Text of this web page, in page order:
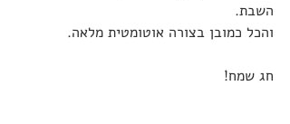
השבת.
והכל כמובן בצורה אוטומטית מלאה.
חג שמח!